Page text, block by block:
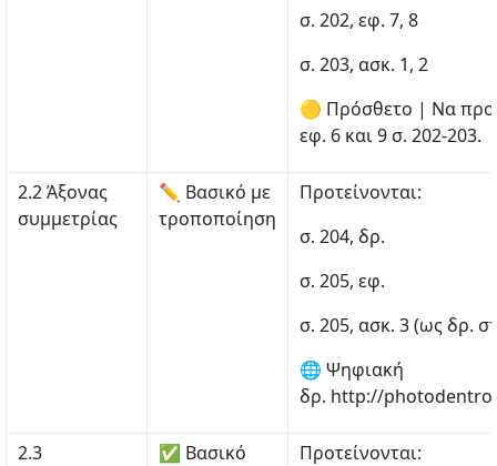
σ. 202, εφ. 7, 8
σ. 203, ασκ. 1, 2
🟡 Πρόσθετο | Να
εφ. 6 και 9 σ. 202-203.
2.2 Άξονας
συμμετρίας
✏ Βασικό με
τροποποίηση
Προτείνονται:
σ. 204, δρ.
σ. 205, εφ.
σ. 205, ασκ. 3 (ως δρ.
🌐 Ψηφιακή
δρ. http://
2.3
✅ Βασικό
Προτείνονται: